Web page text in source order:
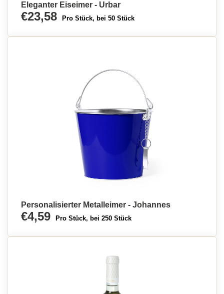
Eleganter Eiseimer - Urbar
€23,58 Pro Stück, bei 50 Stück
Personalisierter Metalleimer - Johannes
€4,59 Pro Stück, bei 250 Stück